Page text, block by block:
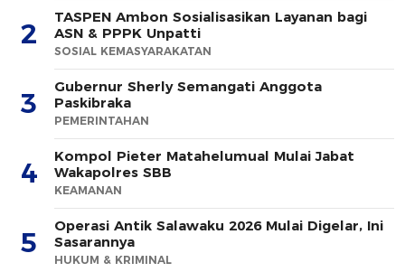
2
TASPEN Ambon Sosialisasikan Layanan bagi
ASN & PPPK Unpatti
SOSIAL KEMASYARAKATAN
3
Gubernur Sherly Semangati Anggota
Paskibraka
PEMERINTAHAN
4
Kompol Pieter Matahelumual Mulai Jabat
Wakapolres SBB
KEAMANAN
5
Operasi Antik Salawaku 2026 Mulai Digelar, Ini
Sasarannya
HUKUM & KRIMINAL